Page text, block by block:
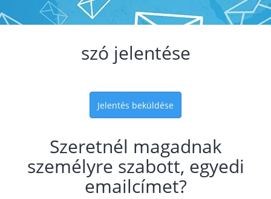
szó jelentése
Jelentés beküldése
Szeretnél magadnak
személyre szabott, egyedi
emailcímet?